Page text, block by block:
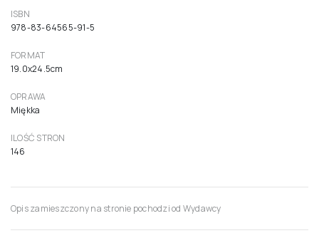
ISBN
978-83-64565-91-5
FORMAT
19.0x24.5cm
OPRAWA
Miękka
ILOŚĆ STRON
146
Opis zamieszczony na stronie pochodzi od Wydawcy